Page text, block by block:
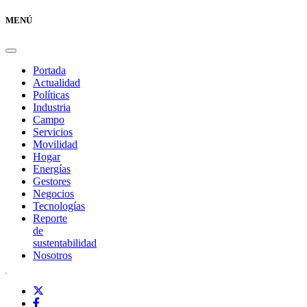
MENÚ
Portada
Actualidad
Políticas
Industria
Campo
Servicios
Movilidad
Hogar
Energías
Gestores
Negocios
Tecnologías
Reporte
de
sustentabilidad
Nosotros